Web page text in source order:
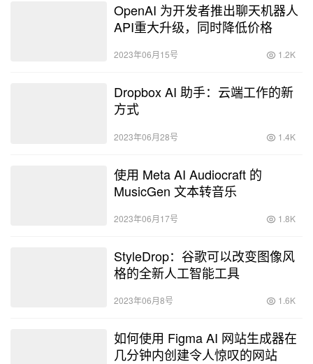
OpenAI 为开发者推出聊天机器人
API重大升级，同时降低价格
2023年06月15号 1.2K
Dropbox AI 助手：云端工作的新
方式
2023年06月28号 1.4K
使用 Meta AI Audiocraft 的
MusicGen 文本转音乐
2023年06月17号 1.8K
StyleDrop：谷歌可以改变图像风
格的全新人工智能工具
2023年06月8号 1.6K
如何使用 Figma AI 网站生成器在
几分钟内创建令人惊叹的网站